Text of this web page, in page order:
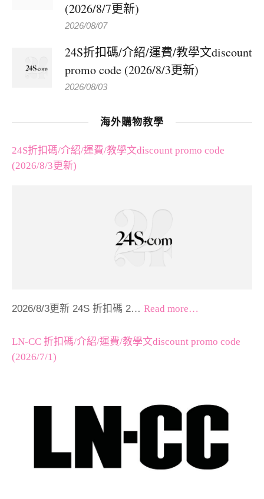
(2026/8/7更新)
2026/08/07
24S折扣碼/介紹/運費/教學文discount
promo code (2026/8/3更新)
2026/08/03
海外購物教學
24S折扣碼/介紹/運費/教學文discount promo code
(2026/8/3更新)
2026/8/3更新 24S 折扣碼 2… Read more…
LN-CC 折扣碼/介紹/運費/教學文discount promo code
(2026/7/1)